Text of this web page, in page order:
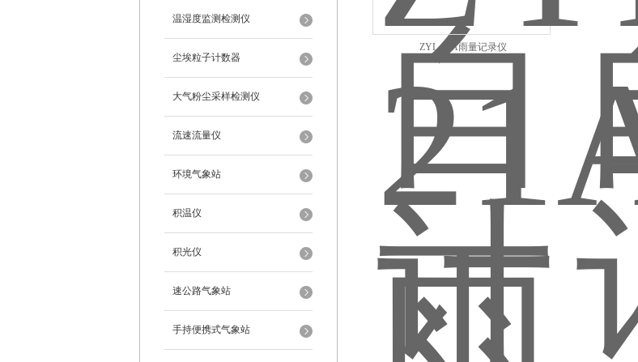
温湿度监测检测仪
尘埃粒子计数器
大气粉尘采样检测仪
流速流量仪
环境气象站
积温仪
积光仪
速公路气象站
手持便携式气象站
ZYL-21A雨量记录仪